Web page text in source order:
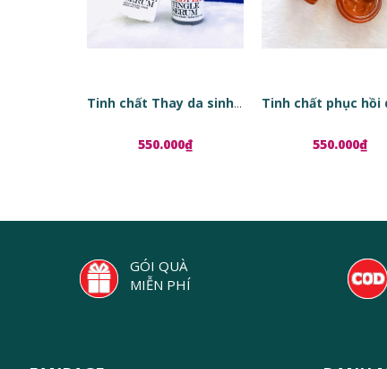
Tinh chất Thay da sinh học Red Peel Tingle Serum
550.000₫ 550.000₫
GÓI QUÀ
MIỄN PHÍ